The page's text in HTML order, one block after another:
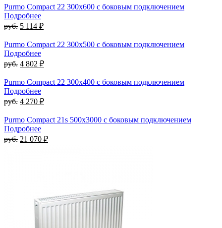
Purmo Compact 22 300х600 с боковым подключением
Подробнее
руб. 5 114 ₽
Purmo Compact 22 300х500 с боковым подключением
Подробнее
руб. 4 802 ₽
Purmo Compact 22 300х400 с боковым подключением
Подробнее
руб. 4 270 ₽
Purmo Compact 21s 500х3000 с боковым подключением
Подробнее
руб. 21 070 ₽